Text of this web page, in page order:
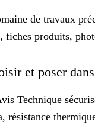
de travaux
produits,
et poser
Technique